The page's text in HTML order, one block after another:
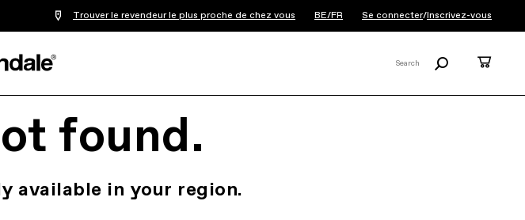
Trouver le revendeur le plus proche de chez vous BE/FR Se connecter/Inscrivez-vous
Search
found.
available in your region.